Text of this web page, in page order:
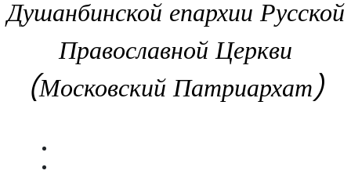
Душанбинской епархии Русской
Православной Церкви
(Московский Патриархат)